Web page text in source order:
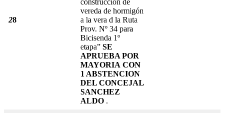
28
vereda de hormigón
a la vera d la Ruta
Prov. Nº 34 para
Bicisenda 1º
etapa” SE
APRUEBA POR
MAYORIA CON
1 ABSTENCION
DEL CONCEJAL
SANCHEZ
ALDO .